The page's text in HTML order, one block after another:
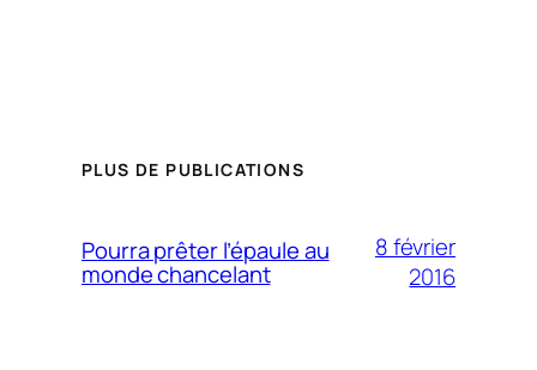
PLUS DE PUBLICATIONS
Pourra prêter l’épaule au
monde chancelant
8 février
2016